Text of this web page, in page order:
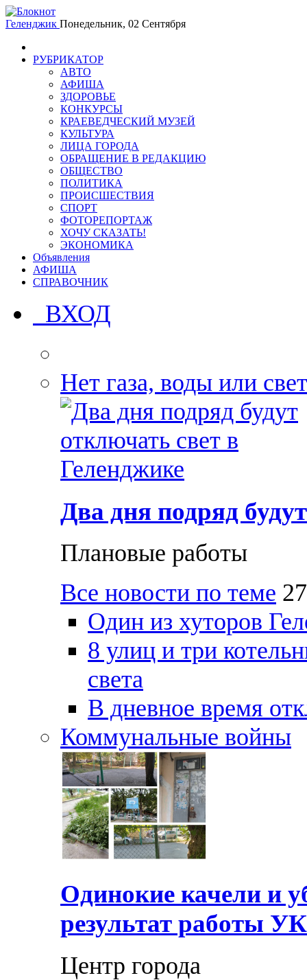
Геленджик Понедельник, 02 Сентября
РУБРИКАТОР
АВТО
АФИША
ЗДОРОВЬЕ
КОНКУРСЫ
КРАЕВЕДЧЕСКИЙ МУЗЕЙ
КУЛЬТУРА
ЛИЦА ГОРОДА
ОБРАЩЕНИЕ В РЕДАКЦИЮ
ОБЩЕСТВО
ПОЛИТИКА
ПРОИСШЕСТВИЯ
СПОРТ
ФОТОРЕПОРТАЖ
ХОЧУ СКАЗАТЬ!
ЭКОНОМИКА
Объявления
АФИША
СПРАВОЧНИК
ВХОД
Нет газа, воды или
Два дня подряд
Плановые работы
Все новости по теме
Один из хуторов
8 улиц и три
света
В дневное время
Коммунальные войны
Одинокие качели и
результат работы
Центр города